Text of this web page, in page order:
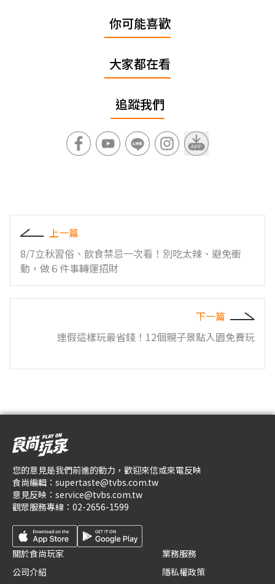
你可能喜歡
大家都在看
追蹤我們
上一篇
8/7立秋習俗、飲食禁忌一次看！別吃太辣、避免衝
動，做６件事轉運招財
下一篇
連假這樣玩最省錢！12個親子景點入園免費玩
您的意見是我們前進的動力，歡迎來信或來電反映
食尚編輯： supertaste@tvbs.com.tw
意見反映： service@tvbs.com.tw
觀眾服務專線： 02-2656-1599
關於食尚玩家
公司介紹
業務服務
隱私權政策